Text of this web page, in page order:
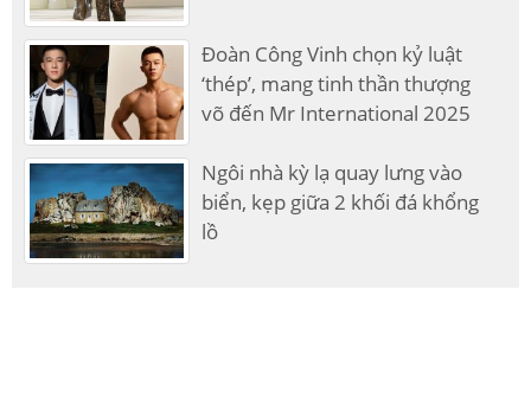
Đoàn Công Vinh chọn kỷ luật
‘thép’, mang tinh thần thượng
võ đến Mr International 2025
Ngôi nhà kỳ lạ quay lưng vào
biển, kẹp giữa 2 khối đá khổng
lồ